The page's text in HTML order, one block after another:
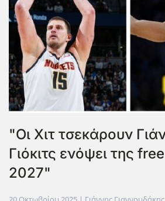
"Οι Χιτ τσεκάρουν
Γιόκιτς ενόψει της
2027"